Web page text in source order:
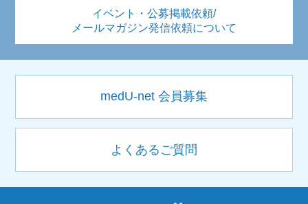
イベント・公募掲載依頼/
メールマガジン発信依頼について
medU-net 会員募集
よくあるご質問